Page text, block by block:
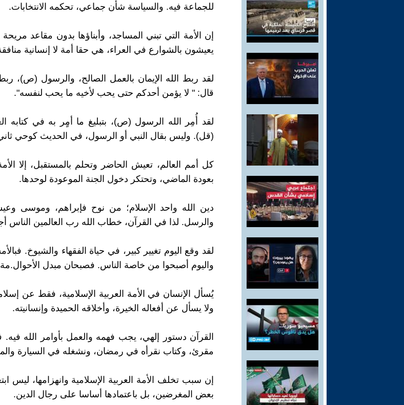
للجماعة فيه. والسياسة شأن جماعي، تحكمه الانتخابات.
إن الأمة التي تبني المساجد، وأبناؤها بدون مقاعد
يعيشون بالشوارع في العراء، هي حقا أمة لا إنسانية
لقد ربط الله الإيمان بالعمل الصالح، والرسول (ص)، ربط
قال: " لا يؤمن أحدكم حتى يحب لأخيه ما يحب لنفسه".
لقد أُمِر الله الرسول (ص)، بتبليغ ما أمٍر به في كتابه
(قل). وليس بقال النبي أو الرسول، في الحديث كوحي
كل أمم العالم، تعيش الحاضر وتحلم بالمستقبل، إلا
بعودة الماضي، وتحتكر دخول الجنة الموعودة لوحدها.
دين الله واحد الإسلام؛ من نوح فإبراهم، وموسى
والرسل. لذا في القرآن، خطاب الله رب العالمين الناس
لقد وقع اليوم تغيير كبير، في حياة الفقهاء والشيوخ.
واليوم أصبحوا من خاصة الناس. فصبحان مبدل الأحوال.مة
يُسأل الإنسان في الأمة العربية الإسلامية، فقط عن
ولا يسأل عن أفعاله الخيرة، وأخلاقه الحميدة وإنسانيته.
القرآن دستور إلهي، يجب فهمه والعمل بأوامر الله
مقرئ، وكتاب نقرأه في رمضان، ونشغله في السيارة
إن سبب تخلف الأمة العربية الإسلامية وانهزامها، ليس
بعض المغرضين، بل باعتمادها أساسا على رجال الدين.